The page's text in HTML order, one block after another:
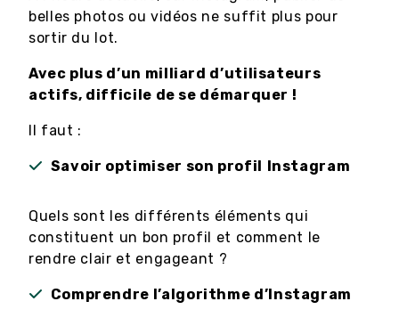
belles photos ou vidéos ne suffit plus pour
sortir du lot.
Avec plus d’un milliard d’utilisateurs
actifs, difficile de se démarquer !
Il faut :
Savoir optimiser son profil Instagram
Quels sont les différents éléments qui
constituent un bon profil et comment le
rendre clair et engageant ?
Comprendre l’algorithme d’Instagram